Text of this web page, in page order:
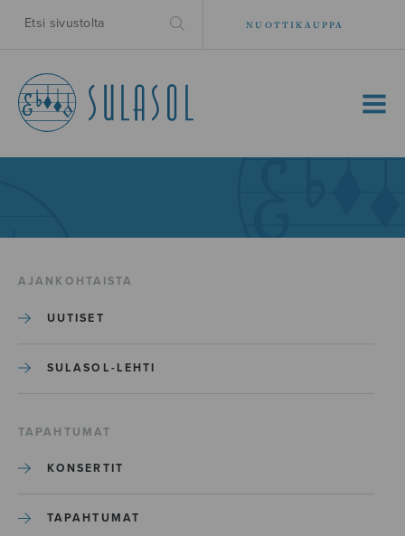
NUOTTIKAUPPA
MENU
AJANKOHTAISTA
UUTISET
SULASOL-LEHTI
TAPAHTUMAT
KONSERTIT
TAPAHTUMAT